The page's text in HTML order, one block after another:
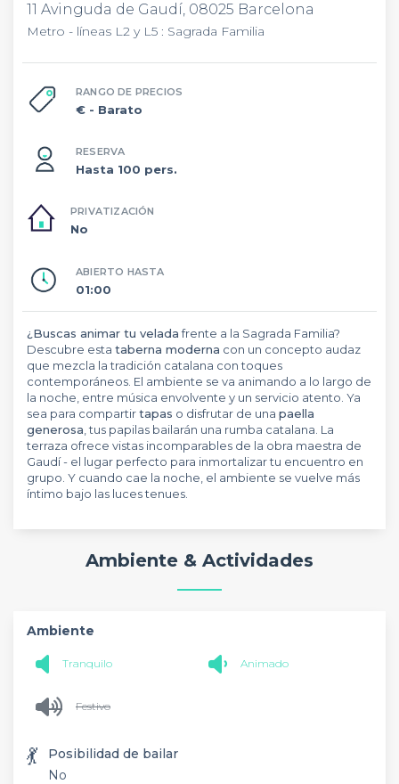
11 Avinguda de Gaudí, 08025 Barcelona
Metro - líneas L2 y L5 : Sagrada Familia
RANGO DE PRECIOS
€ - Barato
RESERVA
Hasta 100 pers.
PRIVATIZACIÓN
No
ABIERTO HASTA
01:00
¿Buscas animar tu veladafrente a la Sagrada Familia?
Descubre esta taberna moderna con un concepto audaz
que mezcla la tradición catalana con toques
contemporáneos. El ambiente se va animando a lo largo de
la noche, entre música envolvente y un servicio atento. Ya
sea para compartirtapas o disfrutar de una paella
generosa , tus papilas bailarán una rumba catalana. La
terraza ofrece vistas incomparables de la obra maestra de
Gaudí - el lugar perfecto para inmortalizar tu encuentro en
grupo. Y cuando cae la noche, el ambiente se vuelve más
íntimo bajo las luces tenues.
Ambiente & Actividades
Ambiente
Tranquilo Animado
Festivo
💃
Posibilidad de bailar
No